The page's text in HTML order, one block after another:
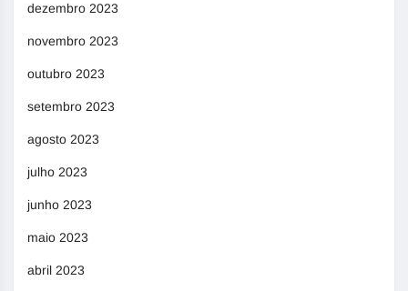
dezembro 2023
novembro 2023
outubro 2023
setembro 2023
agosto 2023
julho 2023
junho 2023
maio 2023
abril 2023